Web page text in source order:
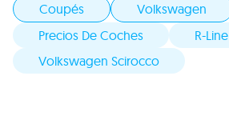
Coupés
Volkswagen
Precios De Coches
R-Line
Volkswagen Scirocco